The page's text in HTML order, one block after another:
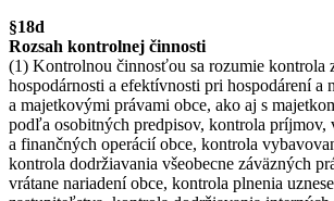
§18d
Rozsah kontrolnej činnosti
(1) Kontrolnou činnosťou sa rozumie kontrola
hospodárnosti a efektívnosti pri hospodárení a
a majetkovými právami obce, ako aj s
podľa osobitných predpisov, kontrola príjmov,
a finančných operácií obce, kontrola
kontrola dodržiavania všeobecne záväzných
vrátane nariadení obce, kontrola plnenia